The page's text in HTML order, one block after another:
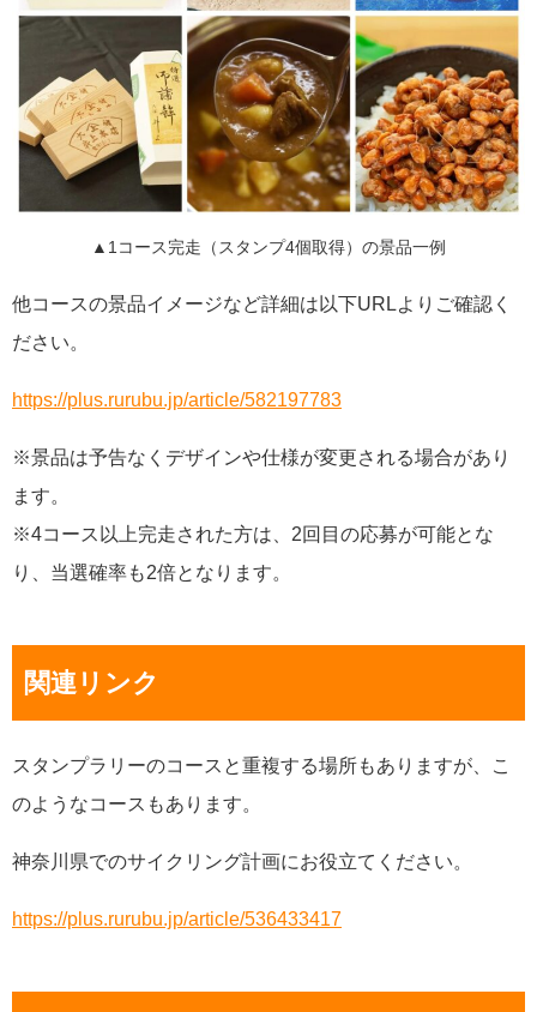
▲1コース完走（スタンプ4個取得）の景品一例
他コースの景品イメージなど詳細は以下URLよりご確認く
ださい。
https://plus.rurubu.jp/article/582197783
※景品は予告なくデザインや仕様が変更される場合があり
ます。
※4コース以上完走された方は、2回目の応募が可能とな
り、当選確率も2倍となります。
関連リンク
スタンプラリーのコースと重複する場所もありますが、こ
のようなコースもあります。
神奈川県でのサイクリング計画にお役立てください。
https://plus.rurubu.jp/article/536433417